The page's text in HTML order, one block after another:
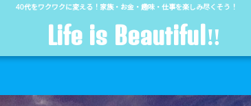
40代をワクワクに変える！家族・お金・趣味・仕事を楽しみ尽くそう！
Life is Beautiful‼︎